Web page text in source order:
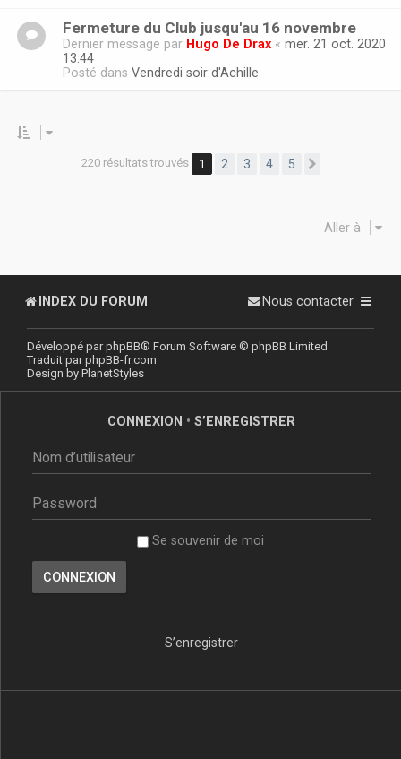
Fermeture du Club jusqu'au 16 novembre
Dernier message par Hugo De Drax « mer. 21 oct. 2020
13:44
Posté dans Vendredi soir d'Achille
220 résultats trouvés 1 2 3 4 5
Aller à
INDEX DU FORUM Nous contacter
Développé parphpBB® Forum Software © phpBB Limited
Traduit parphpBB-fr.com
Design by PlanetStyles
CONNEXION • S’ENREGISTRER
Se souvenir de moi
S’enregistrer